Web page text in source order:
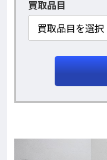
買取品目